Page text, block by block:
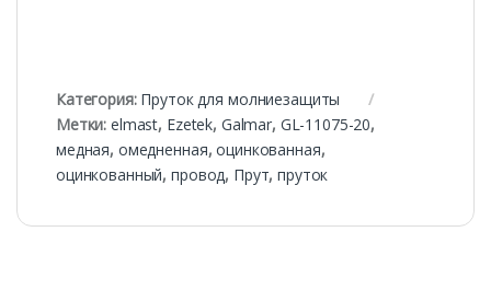
Категория: Пруток для молниезащиты
Метки:elmast, Ezetek, Galmar, GL-11075-20,
медная, омедненная,оцинкованная,
оцинкованный,провод, Прут,пруток